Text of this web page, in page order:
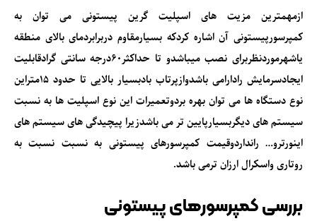
ازمهمترین مزیت های اسپلیت گرین پیستونی می توان به
کمپرسورپیستونی آن اشاره کردکه بسیارمقاوم دربرابردمای بالای منطقه
یاشهرموردنظربرای نصب میباشدو تا حداکثر60درجه سانتی گرادقابلیت
ایجادسرمایش رادارامی باشدوازپرتاب بادبسیار بالایی تا حدود 15متراین
نوع دستگاه ها می توان بهره بردوتعمیرات این نوع اسپلیت ها به نسبت
سیستم های دیگربسیارپایین تر می باشدزیرا پیچیدگی های سیستم های
اینورترو… رانداردوقیمت کمپرسورهای پیستونی به نسبت نسبت به
روتاری واسکرال ارزان ترمی باشد.
بررسی کمپرسورهای پیستونی